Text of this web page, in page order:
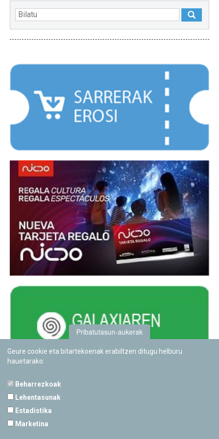
Pribatutasun-aukerak
Geure cookie eta bitartekoenak erabiltzen ditugu helburu
hauetarako:
Beharrezkoak
Lehentasunak
Estadistika
Marketina